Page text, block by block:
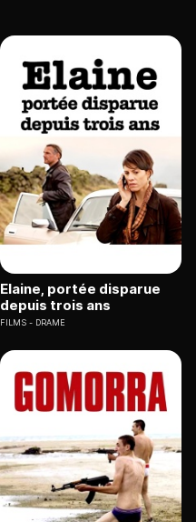
Elaine, portée disparue
depuis trois ans
FILMS DRAME